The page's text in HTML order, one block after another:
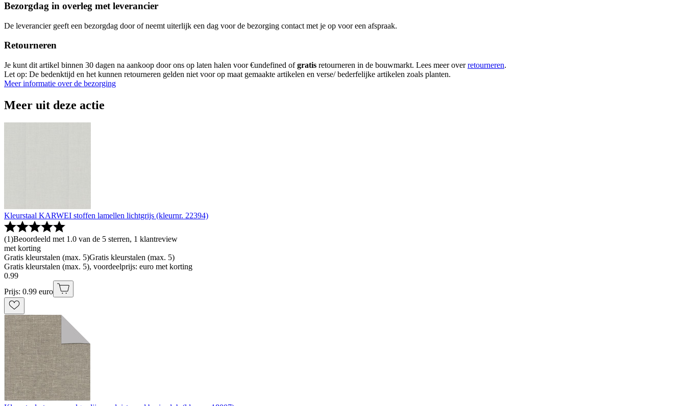
Bezorgdag in overleg met leverancier
De leverancier geeft een bezorgdag door of neemt uiterlijk een dag voor de bezorging contact met je op voor een afspraak.
Retourneren
Je kunt dit artikel binnen 30 dagen na aankoop door ons op laten halen voor €undefined ofgratis retourneren in de bouwmarkt. Lees meer overretourneren.
Let op: De bedenktijd en het kunnen retourneren gelden niet voor op maat gemaakte artikelen en verse/ bederfelijke artikelen zoals planten.
Meer informatie over de bezorging
Meer uit deze actie
Kleurstaal KARWEI stoffen lamellen lichtgrijs (kleurnr. 22394)
(1)Beoordeeld met 1.0 van de 5 sterren, 1 klantreview
met korting
Gratis kleurstalen (max. 5)Gratis kleurstalen (max. 5)
Gratis kleurstalen (max. 5), voordeelprijs: euro met korting
0.99
Prijs: 0.99 euro